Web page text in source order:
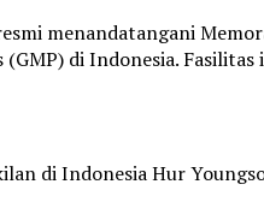
menandatangani
di Indonesia. Fasilitas
di Indonesia Hur